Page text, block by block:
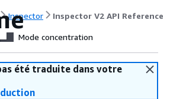
Inspector Inspector V2 API Reference
Mode concentration
été traduite dans votre